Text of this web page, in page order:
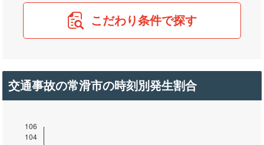
こだわり条件で探す
交通事故の常滑市の時刻別発生割合